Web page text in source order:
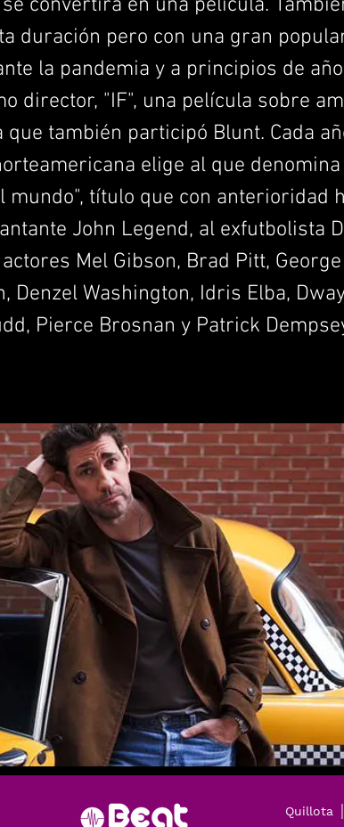
convertirá en una película.
duración pero con una gran
la pandemia y a principios de
director, "IF", una película sobre
también participó Blunt. Cada
elige al que
mundo", título que con anterioridad
John Legend, al exfutbolista
Mel Gibson, Brad Pitt, George
Denzel Washington, Idris Elba,
Pierce Brosnan y Patrick
Quillota